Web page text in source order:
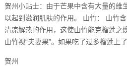
贺州小贴士：由于芒果中含有大量的维
以起到滋润肌肤的作用。 山竹： 山竹
清凉解热的作用，这使山竹能克榴莲之
山竹视“夫妻果”。如果吃了过多榴莲上
贺州